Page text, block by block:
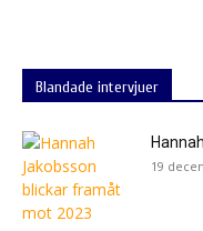
Blandade intervjuer
19